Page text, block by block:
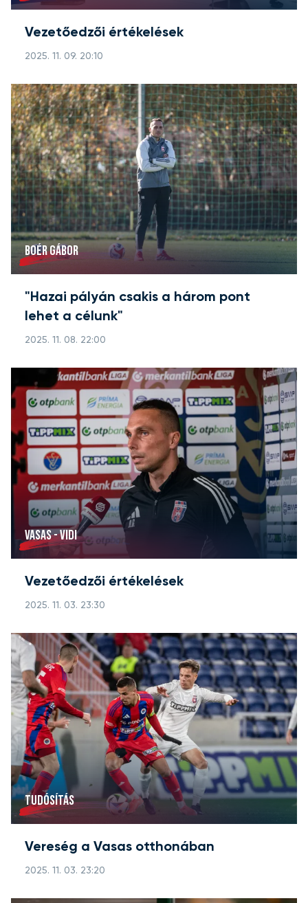
Vezetőedzői értékelések
2025. 11. 09. 20:10
BOÉR GÁBOR
"Hazai pályán csakis a három pont
lehet a célunk"
2025. 11. 08. 22:00
VASAS - VIDI
Vezetőedzői értékelések
2025. 11. 03. 23:30
TUDÓSÍTÁS
Vereség a Vasas otthonában
2025. 11. 03. 23:20